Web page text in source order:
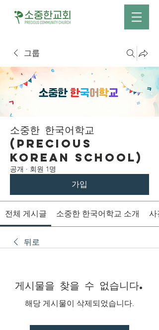
그룹
소중한 한국어학교
(Precious
Korean School)
공개 · 회원 1명
가입
전체 게시글 소중한 한국어학교 소개 사
뒤로
게시물을 찾을 수 없습니다.
해당 게시물이 삭제되었습니다.